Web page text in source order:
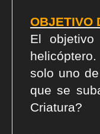
OBJETIVO
El
solo uno
que se
Criatura?